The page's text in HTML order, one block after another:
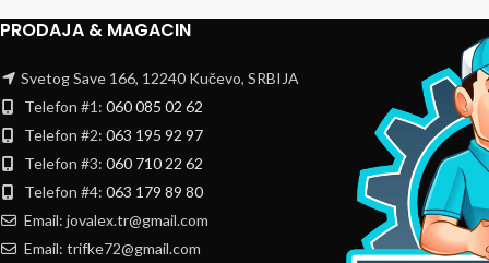
PRODAJA & MAGACIN
Svetog Save 166, 12240 Kučevo, SRBIJA
Telefon #1: 060 085 02 62
Telefon #2: 063 195 92 97
Telefon #3: 060 710 22 62
Telefon #4: 063 179 89 80
Email: jovalex.tr@gmail.com
Email: trifke72@gmail.com